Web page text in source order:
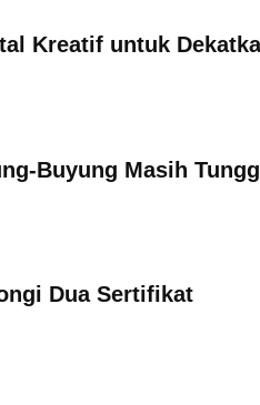
Kreatif untuk
Buyung Masih
Dua Sertifikat